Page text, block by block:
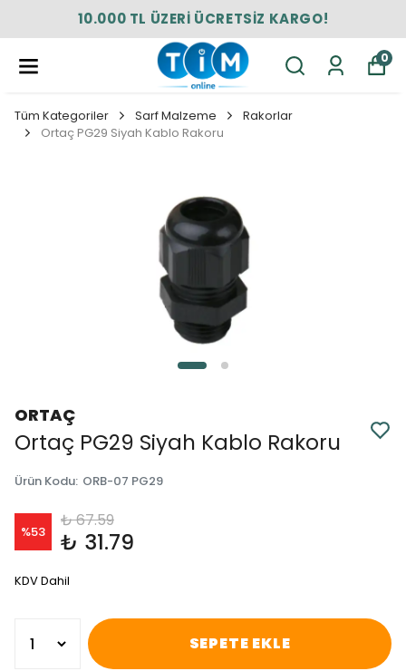
10.000 TL ÜZERİ ÜCRETSİZ KARGO!
0
Tüm Kategoriler Sarf Malzeme
Rakorlar
Ortaç PG29 Siyah Kablo Rakoru
ORTAÇ
Ortaç PG29 Siyah Kablo Rakoru
Ürün Kodu: ORB-07 PG29
%53
₺ 67.59
₺ 31.79
KDV Dahil
SEPETE EKLE